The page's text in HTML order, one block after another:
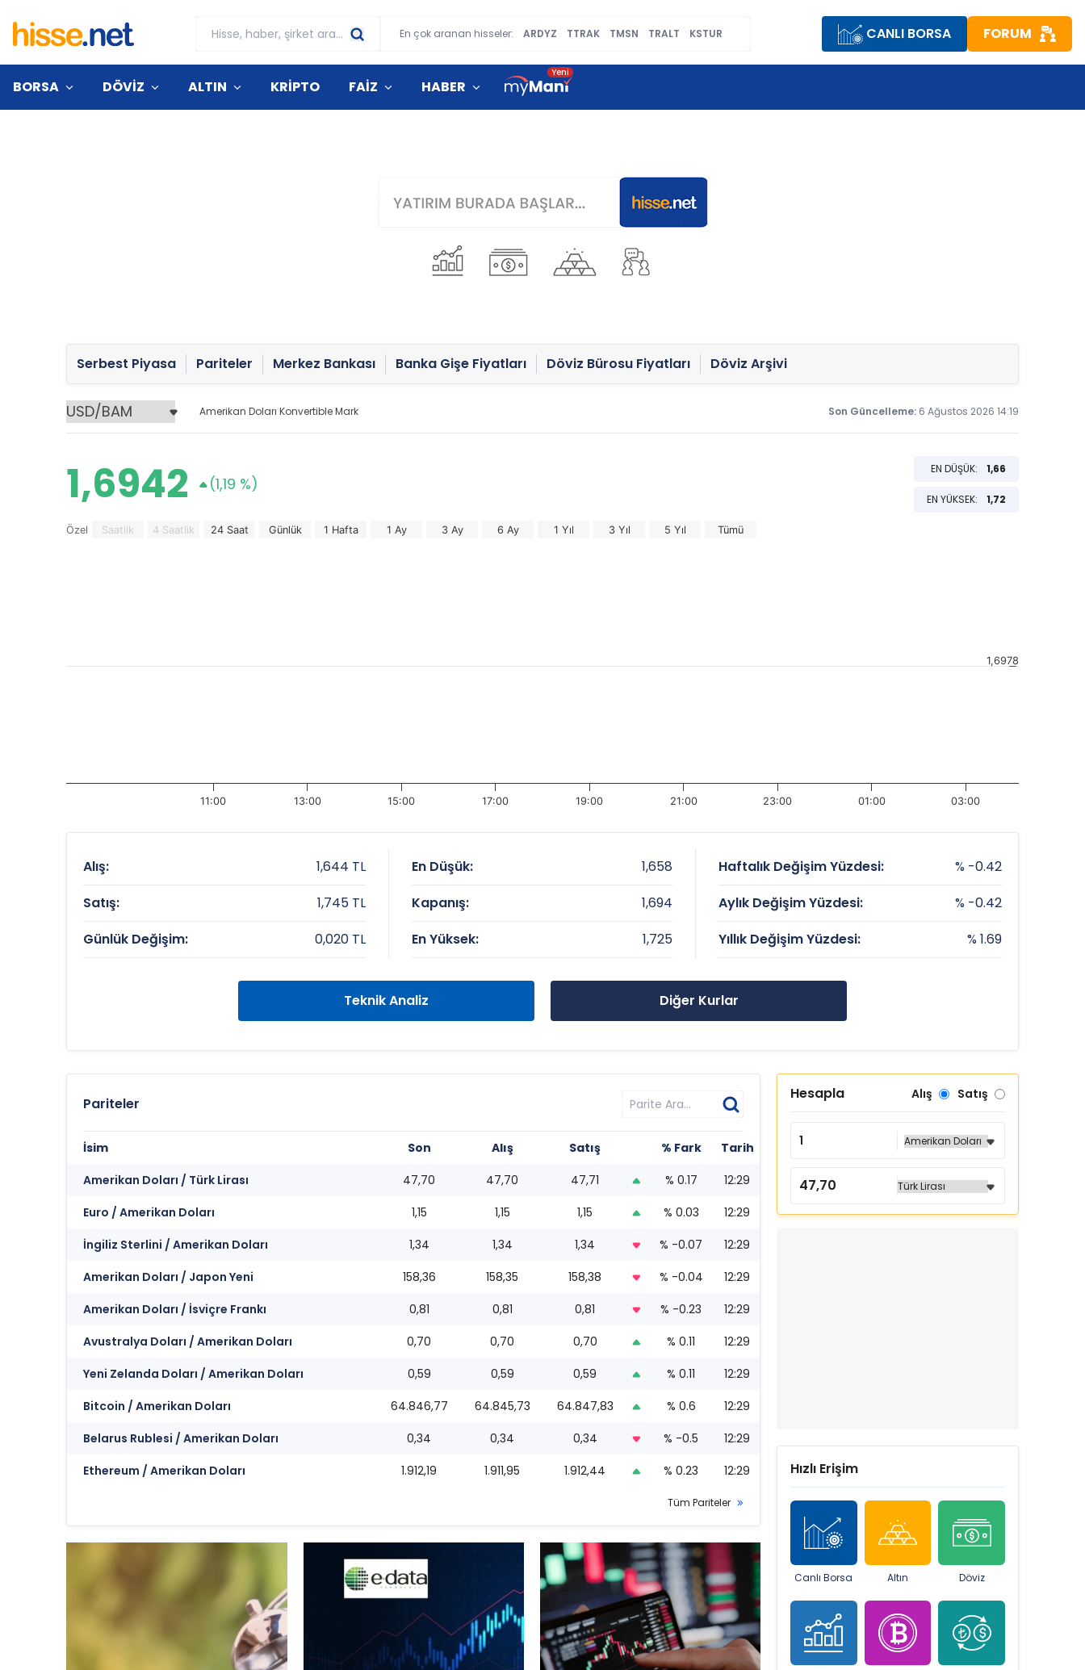
En çok aranan hisseler: ARDYZ TTRAK TMSN TRALT KSTUR CANLI BORSA FORUM
BORSA DÖVİZ ALTIN KRİPTO FAİZ HABER
Serbest Piyasa Pariteler Merkez Bankası Banka Gişe Fiyatları Döviz Bürosu Fiyatları Döviz Arşivi
Amerikan Doları Konvertible Mark Son Güncelleme: 6 Ağustos 2026 14:19
1,6942 (1,19 %)
EN DÜŞÜK: 1,66
EN YÜKSEK: 1,72
Özel Saatlik 4 Saatlik 24 Saat Günlük 1 Hafta 1 Ay 3 Ay 6 Ay 1 Yıl 3 Yıl 5 Yıl Tümü
11:00 13:00 15:00 17:00 19:00 21:00 23:00 01:00 03:00
1,6978
Alış:
1,644 TL
Satış:
1,745 TL
Günlük Değişim:
0,020 TL
En Düşük:
1,658
Kapanış:
1,694
En Yüksek:
1,725
Haftalık Değişim Yüzdesi:
% -0.42
Aylık Değişim Yüzdesi:
% -0.42
Yıllık Değişim Yüzdesi:
% 1.69
Teknik Analiz Diğer Kurlar
Pariteler
İsim Son Alış Satış % Fark
Tarih
Amerikan Doları / Türk Lirası
47,70 47,70 47,71 % 0.17
12:29
Euro / Amerikan Doları
1,15 1,15 1,15 % 0.03
12:29
İngiliz Sterlini / Amerikan Doları
1,34 1,34 1,34 % -0.07
12:29
Amerikan Doları / Japon Yeni
158,36 158,35 158,38 % -0.04
12:29
Amerikan Doları / İsviçre Frankı
0,81 0,81 0,81 % -0.23
12:29
Avustralya Doları / Amerikan Doları
0,70 0,70 0,70 % 0.11
12:29
Yeni Zelanda Doları / Amerikan Doları
0,59 0,59 0,59 % 0.11
12:29
Bitcoin / Amerikan Doları
64.846,77 64.845,73 64.847,83 % 0.6
12:29
Belarus Rublesi / Amerikan Doları
0,34 0,34 0,34 % -0.5
12:29
Ethereum / Amerikan Doları
1.912,19 1.911,95 1.912,44 % 0.23 12:29
Tüm Pariteler
Hesapla Alış Satış
Hızlı Erişim
Canlı Borsa Altın Döviz